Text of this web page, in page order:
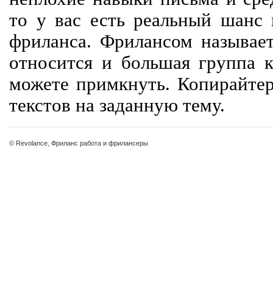
то у вас есть реальный шанс
фриланса. Фрилансом
относится и большая группа
можете примкнуть.
текстов на заданную тему.
© Revolance, Фриланс работа и фрилансеры